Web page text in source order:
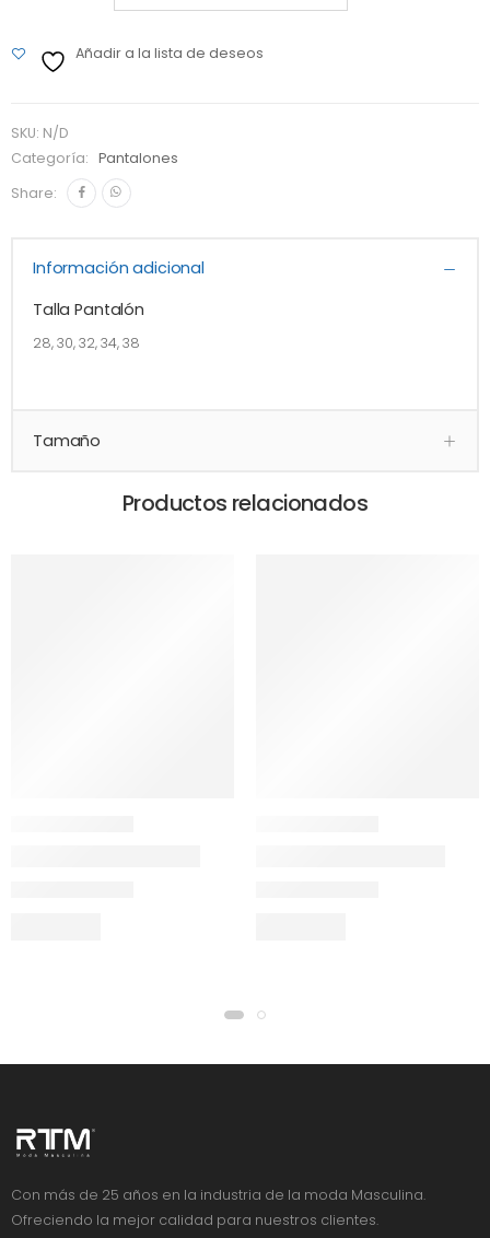
Añadir a la lista de deseos
SKU: N/D
Categoría:
Pantalones
Share:
Información adicional
Talla Pantalón
28, 30, 32, 34, 38
Tamaño
Productos relacionados
Con más de 25 años en la industria de la moda Masculina.
Ofreciendo la mejor calidad para nuestros clientes.